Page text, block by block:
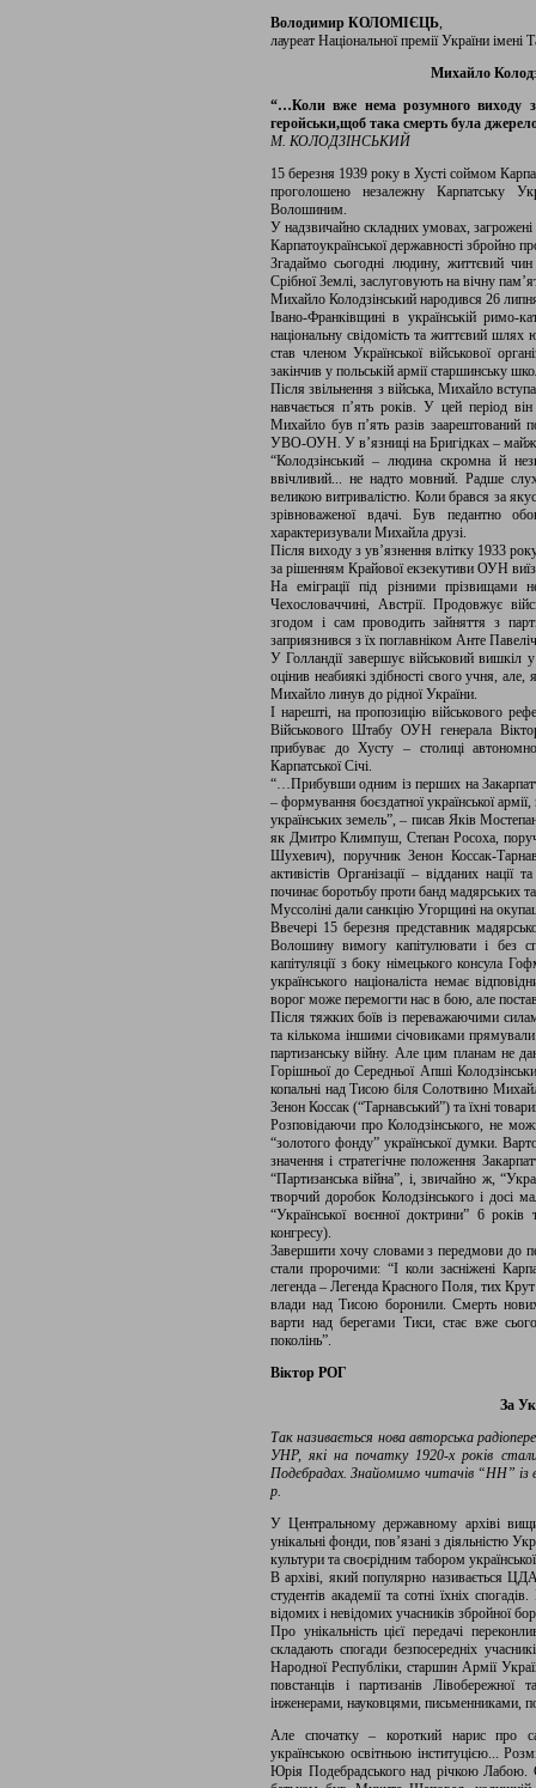
Володимир КОЛОМІЄЦЬ,
лауреат Національної премії України імені
Михайло
“…Коли вже нема розумного виходу
геройськи,щоб така смерть була
М. КОЛОДЗІНСЬКИЙ
15 березня 1939 року в Хусті соймом
проголошено незалежну Карпатську
Волошиним.
У надзвичайно складних умовах, загрожені
Карпатоукраїнської державності збройно
Згадаймо сьогодні людину, життєвий
Срібної Землі, заслуговують на вічну
Михайло Колодзінський народився 26
Івано-Франківщині в українській римо-
національну свідомість та життєвий
став членом Української військової
закінчив у польській армії старшинську
Після звільнення з війська, Михайло
навчається п’ять років. У цей період
Михайло був п’ять разів заарештований
УВО-ОУН. У в’язниці на Бригідках –
“Колодзінський – людина скромна й
ввічливий... не надто мовний. Радше
великою витривалістю. Коли брався за
зрівноваженої вдачі. Був педантно
характеризували Михайла друзі.
Після виходу з ув’язнення влітку 1933
за рішенням Крайової екзекутиви ОУН
На еміграції під різними прізвищами
Чехословаччині, Австрії. Продовжує
згодом і сам проводить зайняття з
заприязнився з їх поглавніком Анте
У Голландії завершує військовий вишкіл
оцінив неабиякі здібності свого учня,
Михайло линув до рідної України.
І нарешті, на пропозицію військового
Військового Штабу ОУН генерала
прибуває до Хусту – столиці
Карпатської Січі.
“…Прибувши одним із перших на
– формування боєздатної української
українських земель”, – писав Яків
як Дмитро Климпуш, Степан Росоха,
Шухевич), поручник Зенон Коссак-
активістів Організації – відданих
починає боротьбу проти банд мадярських
Муссоліні дали санкцію Угорщині на
Ввечері 15 березня представник
Волошину вимогу капітулювати і без
капітуляції з боку німецького консула
українського націоналіста немає
ворог може перемогти нас в бою, але
Після тяжких боїв із переважаючими
та кількома іншими січовиками
партизанську війну. Але цим планам не
Горішньої до Середньої Апші
копальні над Тисою біля Солотвино
Зенон Коссак (“Тарнавський”) та їхні
Розповідаючи про Колодзінського, не
“золотого фонду” української думки.
значення і стратегічне положення
“Партизанська війна”, і, звичайно ж,
творчий доробок Колодзінського і досі
“Української воєнної доктрини” 6
конгресу).
Завершити хочу словами з передмови до
стали пророчими: “І коли засніжені
легенда – Легенда Красного Поля, тих
влади над Тисою боронили. Смерть
варти над берегами Тиси, стає вже
поколінь”.
Віктор РОГ
За
Так називається нова авторська
УНР, які на початку 1920-х років стали
Подєбрадах. Знайомимо читачів “НН” із
р.
У Центральному державному архіві
унікальні фонди, пов’язані з діяльністю
культури та своєрідним табором
В архіві, який популярно називається
студентів академії та сотні їхніх
відомих і невідомих учасників збройної
Про унікальність цієї передачі
складають спогади безпосередніх
Народної Республіки, старшин Армії
повстанців і партизанів
інженерами, науковцями, письменниками,
Але спочатку – короткий нарис про
українською освітньою інституцією...
Юрія Подебрадського над річкою Лабою.